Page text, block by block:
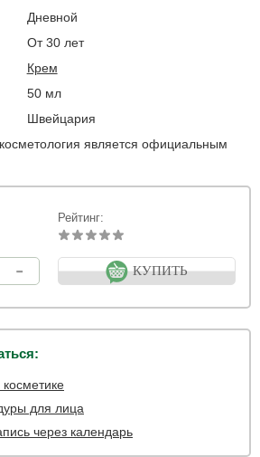
Дневной
От 30 лет
Крем
50 мл
Швейцария
является официальным
Рейтинг:
- КУПИТЬ
для лица
через календарь